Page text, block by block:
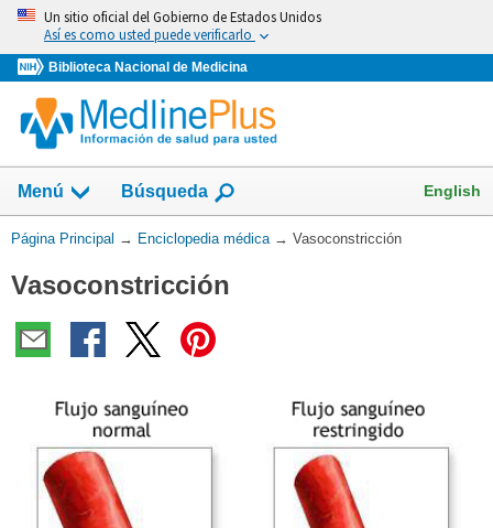
Omita
vaya
al
Contenido
Un sitio oficial del Gobierno de Estados Unidos
Así es como usted puede verificarlo
Biblioteca Nacional de Medicina
Menú Búsqueda English
Usted
aquí:
Página Principal → Enciclopedia médica → Vasoconstricción
Vasoconstricción